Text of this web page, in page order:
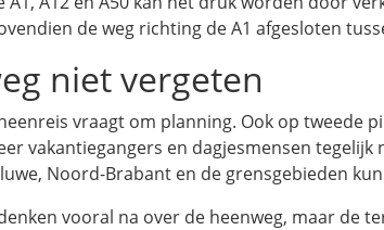
de weg richting de A1 afgesloten
niet vergeten
vraagt om planning. Ook op tweede
vakantiegangers en dagjesmensen
Noord-Brabant en de grensgebieden
vooral na over de heenweg, maar de